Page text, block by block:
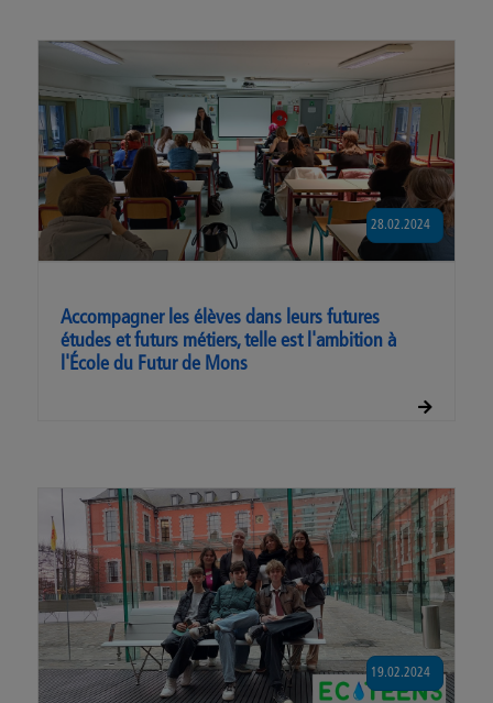
Accompagner les élèves dans leurs futures
études et futurs métiers, telle est l'ambition à
l'École du Futur de Mons
28.02.2024
19.02.2024